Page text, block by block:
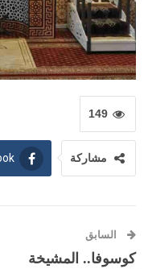
149
مشاركة
السابق
كوسوفا.. المشيخة